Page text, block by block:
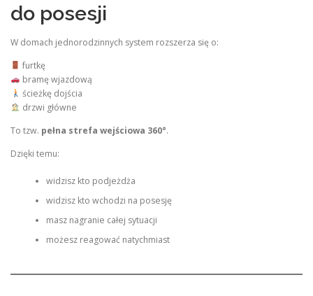
do posesji
W domach jednorodzinnych system rozszerza się o:
furtkę
bramę wjazdową
ścieżkę dojścia
drzwi główne
To tzw. pełna strefa wejściowa 360°.
Dzięki temu:
widzisz kto podjeżdża
widzisz kto wchodzi na posesję
masz nagranie całej sytuacji
możesz reagować natychmiast